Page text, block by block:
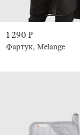
1 290 ₽
Фартук, Melange